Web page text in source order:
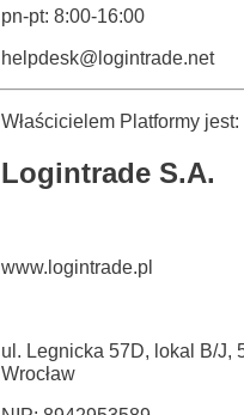
pn-pt: 8:00-16:00
helpdesk@logintrade.net
Właścicielem Platformy jest:
Logintrade S.A.
www.logintrade.pl
ul. Legnicka 57D, lokal B/J,
Wrocław